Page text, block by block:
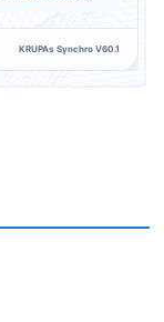
KRUPAs Synchro V60.1